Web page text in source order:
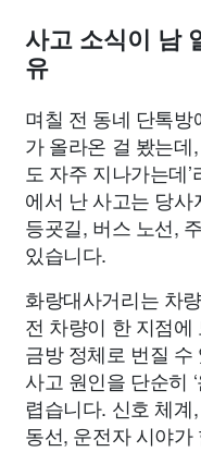
사고 소식이 남
유
며칠 전 동네 단톡
가 올라온 걸 봤는데
도 자주 지나가는데
에서 난 사고는 당
등굣길, 버스 노선,
있습니다.
화랑대사거리는 차
전 차량이 한 지점
금방 정체로 번질
사고 원인을 단순히
렵습니다. 신호 체
동선, 운전자 시야